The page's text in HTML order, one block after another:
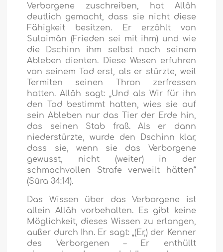
Verborgene zuschreiben, hat Allâh
deutlich gemacht, dass sie nicht diese
Fähigkeit besitzen. Er erzählt von
Sulaimân (Frieden sei mit ihm) und wie
die Dschinn ihm selbst nach seinem
Ableben dienten. Diese Wesen erfuhren
von seinem Tod erst, als er stürzte, weil
Termiten seinen Thron zerfressen
hatten. Allâh sagt:„Und als Wir für ihn
den Tod bestimmt hatten, wies sie auf
sein Ableben nur das Tier der Erde hin,
das seinen Stab fraß. Als er dann
niederstürzte, wurde den Dschinn klar,
dass sie, wenn sie das Verborgene
gewusst, nicht (weiter) in der
schmachvollen Strafe verweilt hätten“
(Sûra 34:14).
Das Wissen über das Verborgene ist
allein Allâh vorbehalten. Es gibt keine
Möglichkeit, dieses Wissen zu erlangen,
außer durch Ihn. Er sagt:„(Er,) der Kenner
des Verborgenen – Er enthüllt